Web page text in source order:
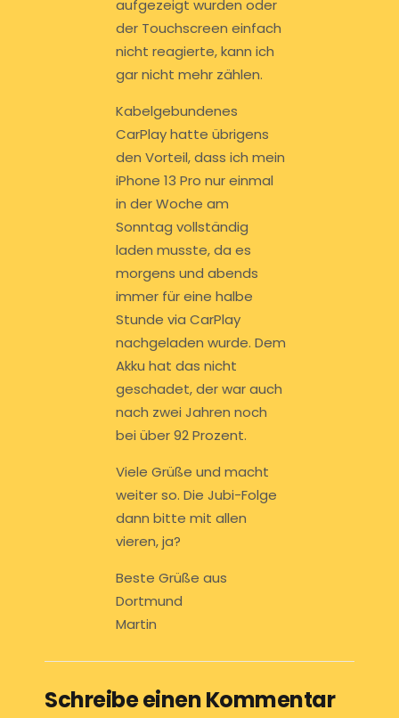
aufgezeigt wurden oder
der Touchscreen einfach
nicht reagierte, kann ich
gar nicht mehr zählen.
Kabelgebundenes
CarPlay hatte übrigens
den Vorteil, dass ich mein
iPhone 13 Pro nur einmal
in der Woche am
Sonntag vollständig
laden musste, da es
morgens und abends
immer für eine halbe
Stunde via CarPlay
nachgeladen wurde. Dem
Akku hat das nicht
geschadet, der war auch
nach zwei Jahren noch
bei über 92 Prozent.
Viele Grüße und macht
weiter so. Die Jubi-Folge
dann bitte mit allen
vieren, ja?
Beste Grüße aus
Dortmund
Martin
Schreibe einen Kommentar